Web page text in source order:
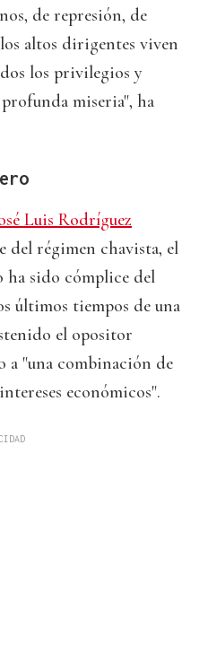
de represión, de
altos dirigentes viven
los privilegios y
miseria", ha
Luis Rodríguez
del régimen chavista, el
ha sido cómplice del
últimos tiempos de una
el opositor
a "una combinación de
económicos".